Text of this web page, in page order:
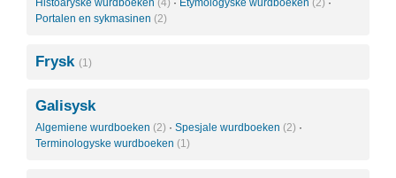
Histoaryske wurdboeken (4) · Etymologyske wurdboeken (2) ·
Portalen en sykmasinen (2)
Frysk (1)
Galisysk
Algemiene wurdboeken (2) · Spesjale wurdboeken (2) ·
Terminologyske wurdboeken (1)